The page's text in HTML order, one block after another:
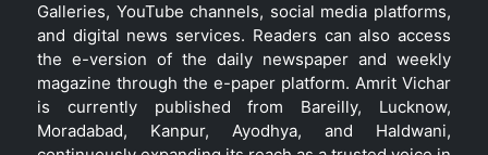
Galleries, YouTube channels, social media platforms,
and digital news services. Readers can also access
the e-version of the daily newspaper and weekly
magazine through the e-paper platform. Amrit Vichar
is currently published from Bareilly, Lucknow,
Moradabad, Kanpur, Ayodhya, and Haldwani,